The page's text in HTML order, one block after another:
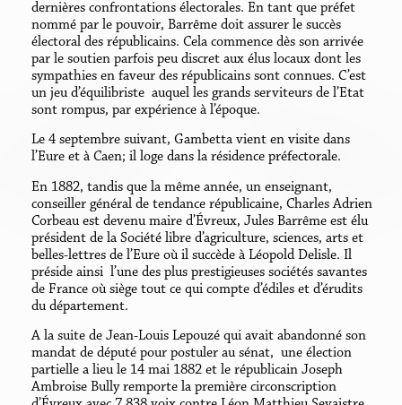
dernières confrontations électorales. En tant que préfet
nommé par le pouvoir, Barrême doit assurer le succès
électoral des républicains. Cela commence dès son arrivée
par le soutien parfois peu discret aux élus locaux dont les
sympathies en faveur des républicains sont connues. C’est
un jeu d’équilibriste auquel les grands serviteurs de l’Etat
sont rompus, par expérience à l’époque.
Le 4 septembre suivant, Gambetta vient en visite dans
l’Eure et à Caen; il loge dans la résidence préfectorale.
En 1882, tandis que la même année, un enseignant,
conseiller général de tendance républicaine, Charles Adrien
Corbeau est devenu maire d’Évreux, Jules Barrême est élu
président de la Société libre d’agriculture, sciences, arts et
belles-lettres de l’Eure où il succède à Léopold Delisle. Il
préside ainsi l’une des plus prestigieuses sociétés savantes
de France où siège tout ce qui compte d’édiles et d’érudits
du département.
A la suite de Jean-Louis Lepouzé qui avait abandonné son
mandat de député pour postuler au sénat, une élection
partielle a lieu le 14 mai 1882 et le républicain Joseph
Ambroise Bully remporte la première circonscription